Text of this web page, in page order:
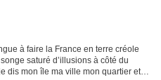
à faire la France en terre créole
saturé d’illusions à côté du
dis mon île ma ville mon quartier et